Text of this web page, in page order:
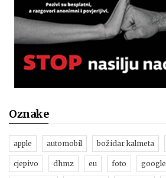
Oznake
apple automobil božidar kalmeta
cjepivo dhmz eu foto google